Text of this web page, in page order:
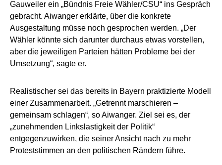
Gauweiler ein „Bündnis Freie Wähler/CSU“ ins Gespräch
gebracht. Aiwanger erklärte, über die konkrete
Ausgestaltung müsse noch gesprochen werden. „Der
Wähler könnte sich darunter durchaus etwas vorstellen,
aber die jeweiligen Parteien hätten Probleme bei der
Umsetzung“, sagte er.
Realistischer sei das bereits in Bayern praktizierte Modell
einer Zusammenarbeit. „Getrennt marschieren –
gemeinsam schlagen“, so Aiwanger. Ziel sei es, der
„zunehmenden Linkslastigkeit der Politik“
entgegenzuwirken, die seiner Ansicht nach zu mehr
Proteststimmen an den politischen Rändern führe.